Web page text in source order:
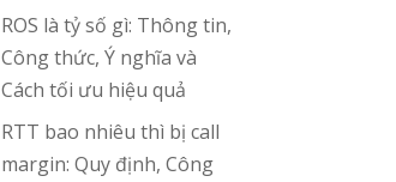
ROS là tỷ số gì: Thông tin,
Công thức, Ý nghĩa và
Cách tối ưu hiệu quả
RTT bao nhiêu thì bị call
margin: Quy định, Công